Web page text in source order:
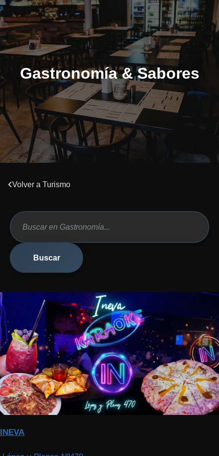
Gastronomía & Sabores
Volver a Turismo
Buscar
INEVA